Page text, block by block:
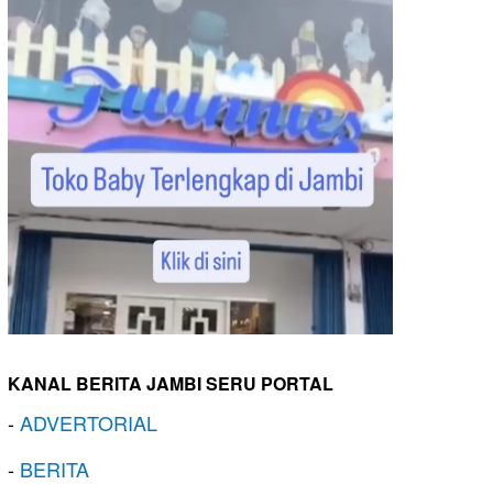
KANAL BERITA JAMBI SERU PORTAL
-ADVERTORIAL
- BERITA